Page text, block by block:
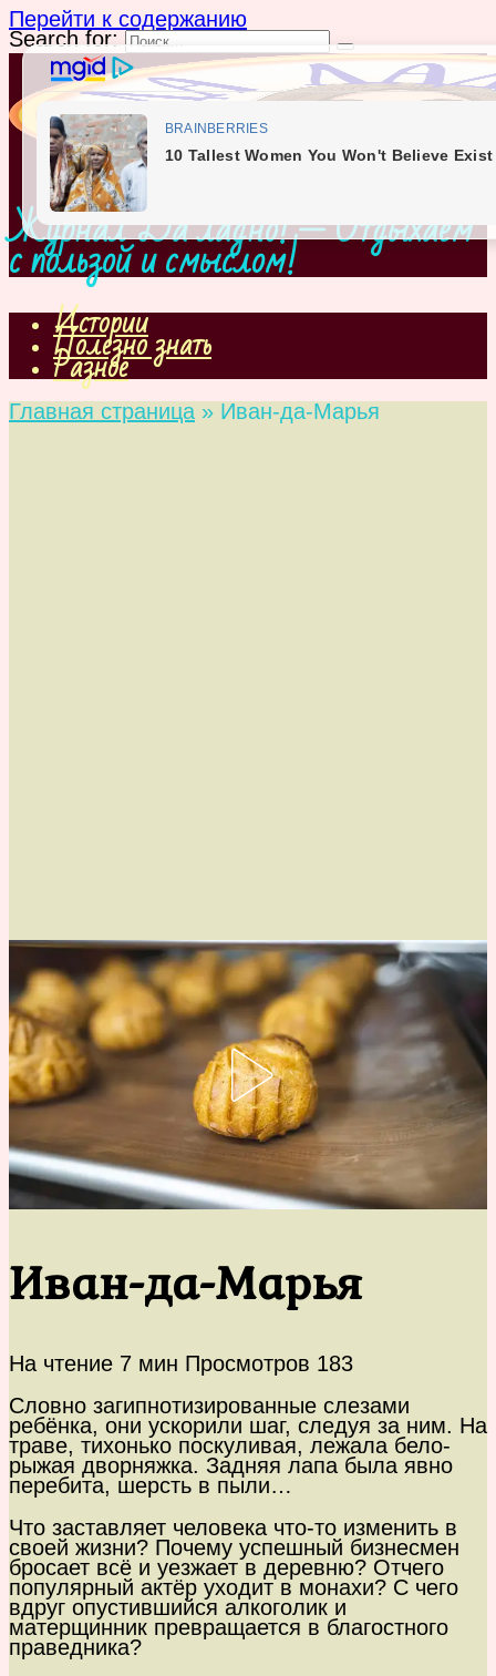
Перейти к содержанию
Search for:
Журнал Да ладно! — Отдыхаем
с пользой и смыслом!
Истории
Полезно знать
Разное
Главная страница » Иван-да-Марья
Иван-да-Марья
На чтение 7 мин Просмотров 183
Словно загипнотизированные слезами
ребёнка, они ускорили шаг, следуя за ним. На
траве, тихонько поскуливая, лежала бело-
рыжая дворняжка. Задняя лапа была явно
перебита, шерсть в пыли…
Что заставляет человека что-то изменить в
своей жизни? Почему успешный бизнесмен
бросает всё и уезжает в деревню? Отчего
популярный актёр уходит в монахи? С чего
вдруг опустившийся алкоголик и
матерщинник превращается в благостного
праведника?